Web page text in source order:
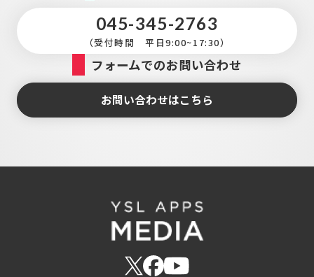
045-345-2763
（受付時間 平日9:00~17:30）
フォームでのお問い合わせ
お問い合わせはこちら